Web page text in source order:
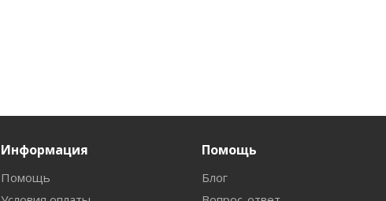
Информация
Помощь
Помощь
Блог